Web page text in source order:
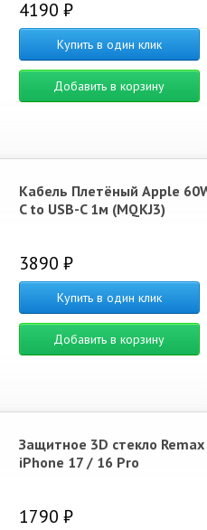
4190 ₽
Купить в один клик
Добавить в корзину
Кабель Плетёный Apple
C to USB-C 1м (MQKJ3)
3890 ₽
Купить в один клик
Добавить в корзину
Защитное 3D стекло Remax
iPhone 17 / 16 Pro
1790 ₽